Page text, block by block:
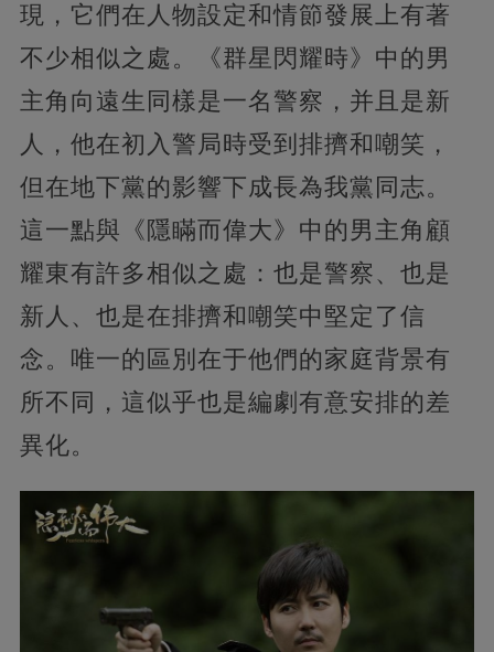
現，它們在人物設定和情節發展上有著
不少相似之處。《群星閃耀時》中的男
主角向遠生同樣是一名警察，并且是新
人，他在初入警局時受到排擠和嘲笑，
但在地下黨的影響下成長為我黨同志。
這一點與《隱瞞而偉大》中的男主角顧
耀東有許多相似之處：也是警察、也是
新人、也是在排擠和嘲笑中堅定了信
念。唯一的區別在于他們的家庭背景有
所不同，這似乎也是編劇有意安排的差
異化。